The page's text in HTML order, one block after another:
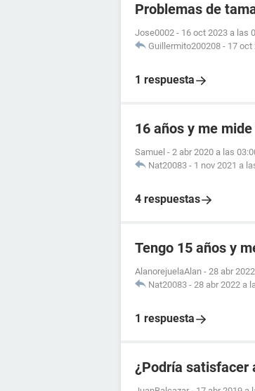
Problemas de
Jose0002 - 16 oct 2023 a las
Guillermito200208 - 17 oct
1 respuesta
16 años y me
Samuel - 2 abr 2020 a las
Nat20083 - 1 nov 2021 a
4 respuestas
Tengo 15 años y
AlanorejuelaAlan - 28 abr
Nat20083 - 28 abr 2022 a
1 respuesta
¿Podría satisfacer